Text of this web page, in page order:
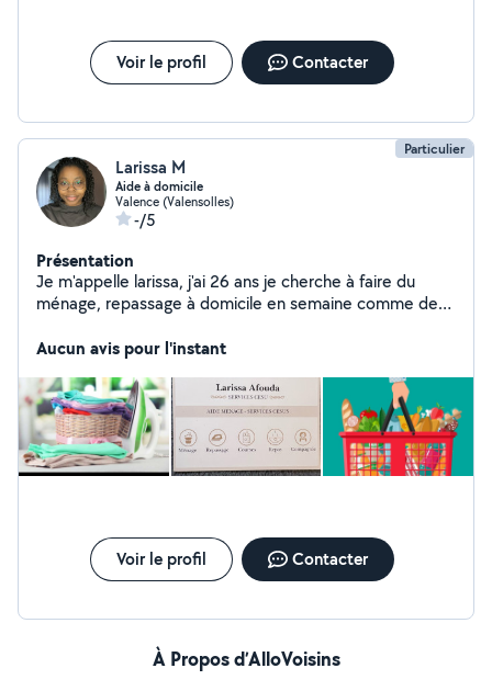
Voir le profil Contacter
Particulier
Larissa M
Aide à domicile
Valence (Valensolles)
-/5
Présentation
Je m'appelle larissa, j'ai 26 ans je cherche à faire du
ménage, repassage à domicile en semaine comme de
Aucun avis pour l'instant
Voir le profil Contacter
À Propos d’AlloVoisins